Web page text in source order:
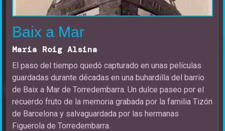
Baix a Mar
Maria Roig Alsina
El paso del tiempo quedó capturado en unas películas
guardadas durante décadas en una buhardilla del barrio
de Baix a Mar de Torredembarra. Un dulce paseo por el
recuerdo fruto de la memoria grabada por la familia Tizón
de Barcelona y salvaguardada por las hermanas
Figuerola de Torredembarra.